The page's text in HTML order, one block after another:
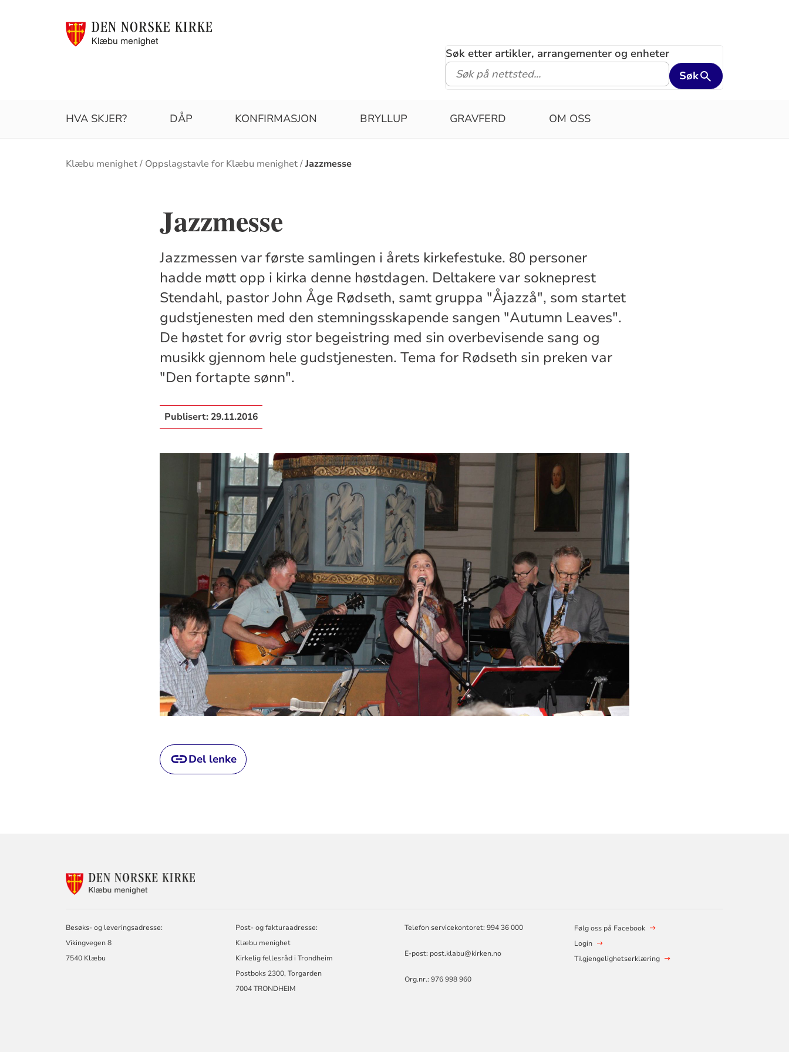
Søk etter artikler, arrangementer og enheter
Søk
HVA SKJER? DÅP KONFIRMASJON BRYLLUP GRAVFERD OM OSS
Brødsmulesti
Klæbu menighet Oppslagstavle for Klæbu menighet Jazzmesse
Jazzmesse
Jazzmessen var første samlingen i årets kirkefestuke. 80 personer
hadde møtt opp i kirka denne høstdagen. Deltakere var sokneprest
Stendahl, pastor John Åge Rødseth, samt gruppa "Åjazzå", som startet
gudstjenesten med den stemningsskapende sangen "Autumn Leaves".
De høstet for øvrig stor begeistring med sin overbevisende sang og
musikk gjennom hele gudstjenesten. Tema for Rødseth sin preken var
"Den fortapte sønn".
Publisert: 29.11.2016
Del lenke
KONTAKTINFORMASJON
Besøks- og leveringsadresse:
Vikingvegen 8
7540 Klæbu
Post- og fakturaadresse:
Klæbu menighet
Kirkelig fellesråd i Trondheim
Postboks 2300, Torgarden
7004 TRONDHEIM
Telefon servicekontoret: 994 36 000
E-post: post.klabu@kirken.no
Org.nr.: 976 998 960
Følg oss på Facebook
Login
Tilgjengelighetserklæring